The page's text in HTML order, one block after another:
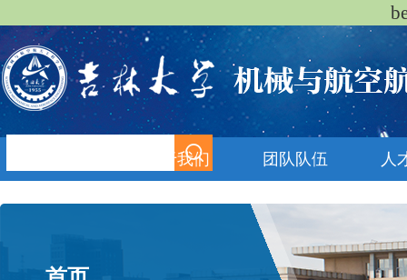
关于我们 团队队伍 人